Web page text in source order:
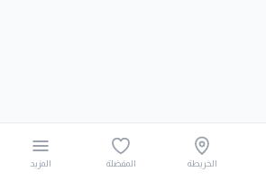
الخريطة المفضلة المزيد